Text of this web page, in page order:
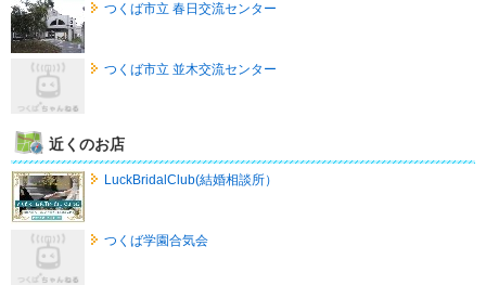
つくば市立 春日交流センター
つくば市立 並木交流センター
近くのお店
LuckBridalClub(結婚相談所）
つくば学園合気会